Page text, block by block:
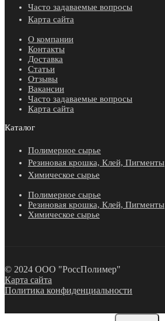
Часто задаваемые вопросы
Карта сайта
О компании
Контакты
Доставка
Статьи
Отзывы
Вакансии
Часто задаваемые вопросы
Карта сайта
Каталог
Полимерное сырье
Резиновая крошка, Клей, Пигменты
Химическое сырье
Полимерное сырье
Резиновая крошка, Клей, Пигменты
Химическое сырье
© 2024 ООО "РоссПолимер"
Карта сайта
Политика конфиденциальности